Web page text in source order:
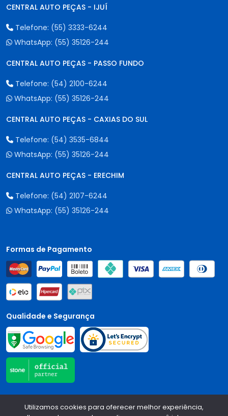
CENTRAL AUTO PEÇAS - IJUÍ
Telefone: (55) 3333-6244
WhatsApp: (55) 35126-244
CENTRAL AUTO PEÇAS - PASSO FUNDO
Telefone: (54) 2100-6244
WhatsApp: (55) 35126-244
CENTRAL AUTO PEÇAS - CAXIAS DO SUL
Telefone: (54) 3535-6844
WhatsApp: (55) 35126-244
CENTRAL AUTO PEÇAS - ERECHIM
Telefone: (54) 2107-6244
WhatsApp: (55) 35126-244
Formas de Pagamento
Qualidade e Segurança
Central Auto Peças - CNPJ: 90.196.999/0001-89
Todos os
direitos reservados.
2026
Utilizamos cookies para oferecer melhor experiência,